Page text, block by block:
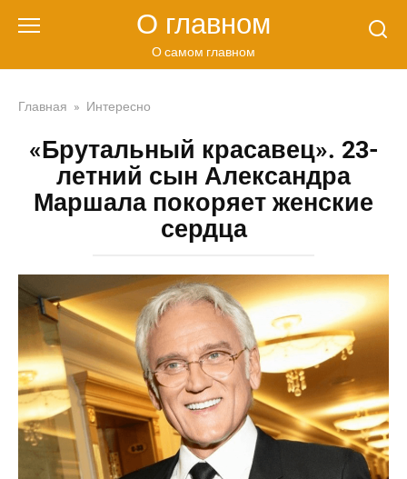
О главном
О самом главном
Главная » Интересно
«Брутальный красавец». 23-
летний сын Александра
Маршала покоряет женские
сердца